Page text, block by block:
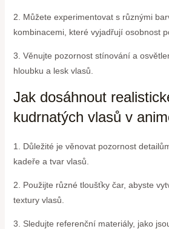
2. Můžete experimentovat s různými
kombinacemi, které vyjadřují osobnost
3. Věnujte pozornost stínování a
hloubku a lesk vlasů.
Jak dosáhnout
kudrnatých vlasů v
1. Důležité je věnovat pozornost
kadeře a tvar vlasů.
2. Použijte různé tloušťky čar, abyste
textury vlasů.
3. Sledujte referenční materiály, jako